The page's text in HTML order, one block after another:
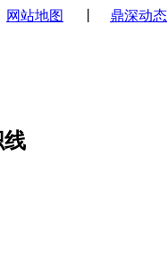
网站地图 鼎深动态
线